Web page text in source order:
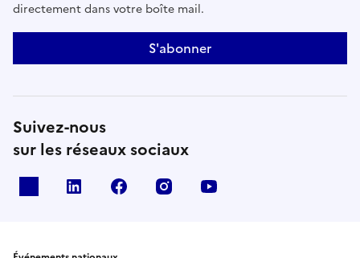
directement dans votre boîte mail.
S'abonner
Suivez-nous
sur les réseaux sociaux
Linkedin Facebook Instagram